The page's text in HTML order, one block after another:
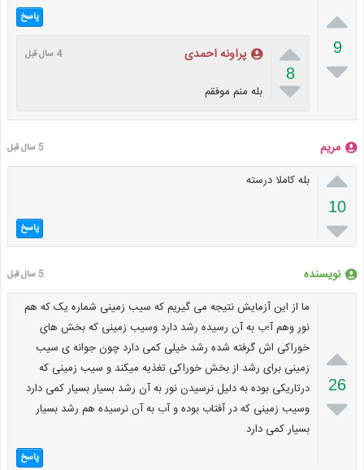

9

پاسخ

8

پراونه احمدی 4 سال قبل
بله منم موفقم
مریم 5 سال قبل

10

بله کاملا درسته
پاسخ
نویسنده 5 سال قبل

26

ما از این آزمایش نتیجه می گیریم که سیب زمینی شماره یک که هم
نور وهم آ؛ب به آن رسیده رشد دارد وسیب زمینی که بخش های
خوراکی اش گرفته شده رشد خیلی کمی دارد چون جوانه ی سیب
زمینی برای رشد از بخش خوراکی تغذیه میکند و سیب زمینی که
درتاریکی بوده به دلیل نرسیدن نور به آن رشد بسیار بسیار کمی دارد
وسیب زمینی که در آفتاب بوده و آب به آن نرسیده هم رشد بسیار
بسیار کمی دارد
پاسخ